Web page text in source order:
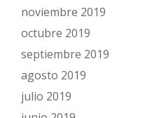
noviembre 2019
octubre 2019
septiembre 2019
agosto 2019
julio 2019